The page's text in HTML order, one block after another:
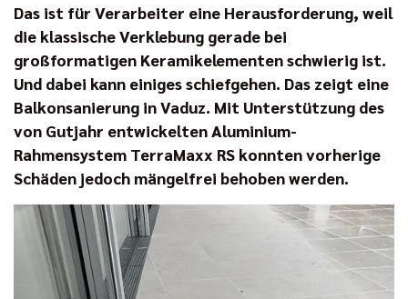
Das ist für Verarbeiter eine Herausforderung, weil
die klassische Verklebung gerade bei
großformatigen Keramikelementen schwierig ist.
Und dabei kann einiges schiefgehen. Das zeigt eine
Balkonsanierung in Vaduz. Mit Unterstützung des
von Gutjahr entwickelten Aluminium-
Rahmensystem TerraMaxx RS konnten vorherige
Schäden jedoch mängelfrei behoben werden.